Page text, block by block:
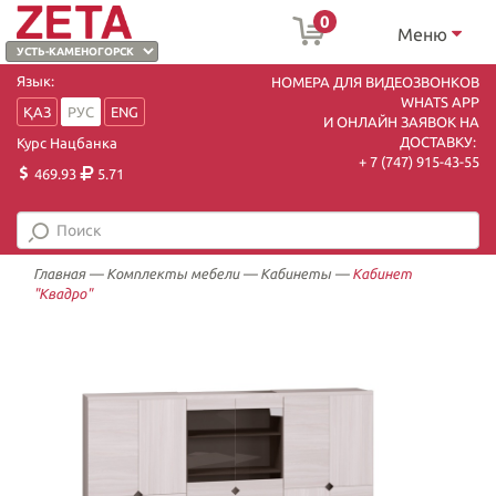
0
Меню
Язык:
ҚАЗ
РУС
ENG
Курс Нацбанка
469.93
5.71
НОМЕРА ДЛЯ ВИДЕОЗВОНКОВ
WHATS APP
И ОНЛАЙН ЗАЯВОК НА
ДОСТАВКУ:
+ 7 (747) 915-43-55
Главная— Комплекты мебели— Кабинеты — Кабинет
"Квадро"